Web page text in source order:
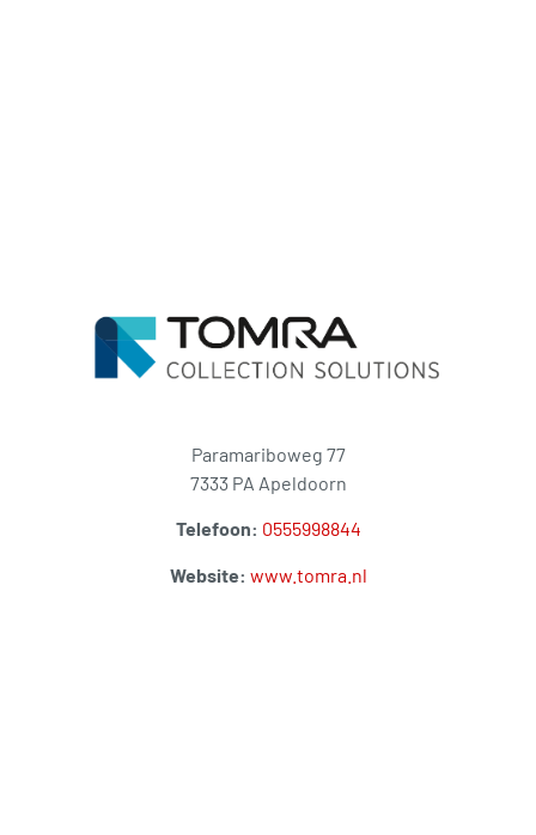
Paramariboweg 77
7333 PA Apeldoorn
Telefoon: 0555998844
Website: www.tomra.nl